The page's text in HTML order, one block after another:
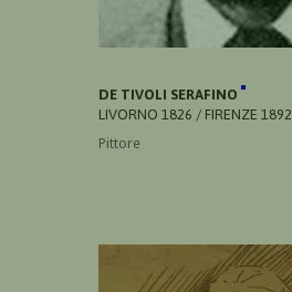
DE TIVOLI SERAFINO
LIVORNO 1826 / FIRENZE 1892
Pittore